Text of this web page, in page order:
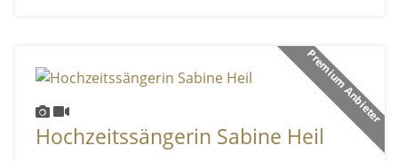
Premium Anbieter
Hochzeitssängerin Sabine Heil